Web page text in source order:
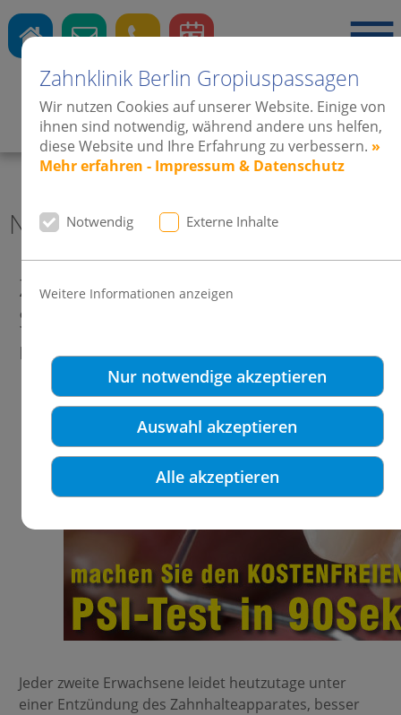
Zahnklinik Berlin Gropiuspassagen
Wir nutzen Cookies auf unserer Website. Einige von
ihnen sind notwendig, während andere uns helfen,
diese Website und Ihre Erfahrung zu verbessern. »
Mehr erfahren - Impressum & Datenschutz
Notwendig Externe Inhalte
Weitere Informationen anzeigen
Nur notwendige akzeptieren
Auswahl akzeptieren
Alle akzeptieren
Zahnärzte ·Kieferorthopädie ·Implantate
News 2010 Zahnklinik Berlin
Zahnfleischentzündung? Machen
Sie den kostenfreien PSI-Test in
nur 90 Sekunden!
Jeder zweite Erwachsene leidet heutzutage unter
einer Entzündung des Zahnhalteapparates, besser